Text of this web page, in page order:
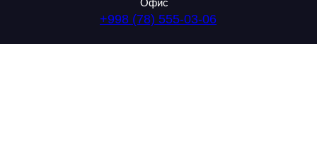
Офис
+998 (78) 555-03-06